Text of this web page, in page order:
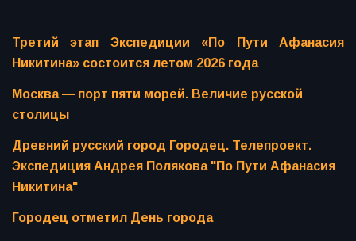
Третий этап Экспедиции «По Пути Афанасия
Никитина» состоится летом 2026 года
Москва — порт пяти морей. Величие русской
столицы
Древний русский город Городец. Телепроект.
Экспедиция Андрея Полякова "По Пути Афанасия
Никитина"
Городец отметил День города